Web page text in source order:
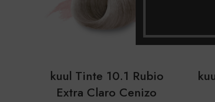
kuul Tinte 10.1 Rubio
Extra Claro Cenizo